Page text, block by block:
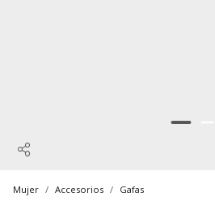
Mujer Accesorios Gafas